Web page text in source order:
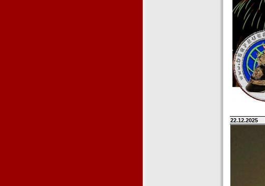
22.12.2025